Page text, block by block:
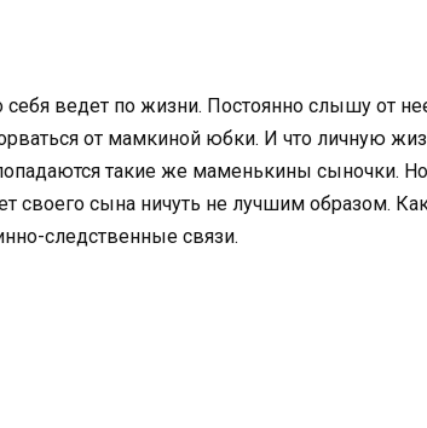
себя ведет по жизни. Постоянно слышу от
от мамкиной юбки. И что личную
такие же маменькины сыночки.
своего сына ничуть не лучшим образом.
следственные связи.